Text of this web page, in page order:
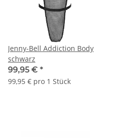
Jenny-Bell Addiction Body
schwarz
99,95 € *
99,95 € pro 1 Stück